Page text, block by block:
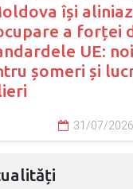
își
a forței
UE: noi
șomeri și
31/07/2026